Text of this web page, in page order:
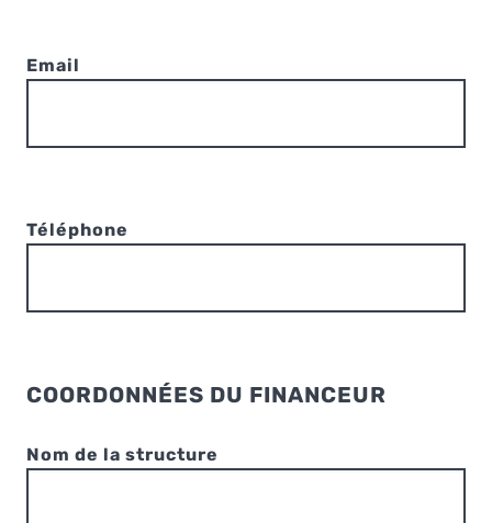
Email
Téléphone
COORDONNÉES DU FINANCEUR
Nom de la structure